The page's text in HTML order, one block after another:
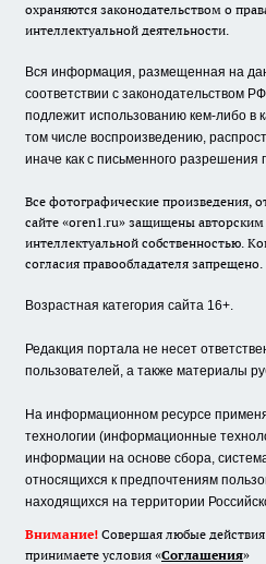
охраняются законодательством о
интеллектуальной деятельности.
Вся информация, размещенная на
соответствии с законодательством
подлежит использованию кем-либо в
том числе воспроизведению,
иначе как с письменного разрешения
Все фотографические произведения,
сайте «oren1.ru» защищены
интеллектуальной собственностью.
согласия правообладателя запрещено.
Возрастная категория сайта 16+.
Редакция портала не несет
пользователей, а также материалы
На информационном ресурсе
технологии (информационные
информации на основе сбора,
относящихся к предпочтениям
находящихся на территории
Внимание! Совершая любые
принимаете условия «Cоглашения»